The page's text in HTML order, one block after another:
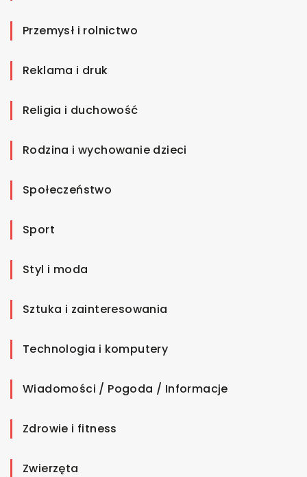
Przemysł i rolnictwo
Reklama i druk
Religia i duchowość
Rodzina i wychowanie dzieci
Społeczeństwo
Sport
Styl i moda
Sztuka i zainteresowania
Technologia i komputery
Wiadomości / Pogoda / Informacje
Zdrowie i fitness
Zwierzęta